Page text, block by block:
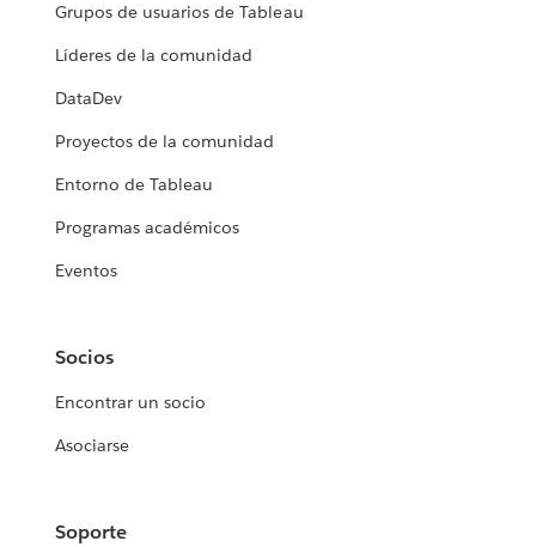
Grupos de usuarios de Tableau
Líderes de la comunidad
DataDev
Proyectos de la comunidad
Entorno de Tableau
Programas académicos
Eventos
Socios
Encontrar un socio
Asociarse
Soporte